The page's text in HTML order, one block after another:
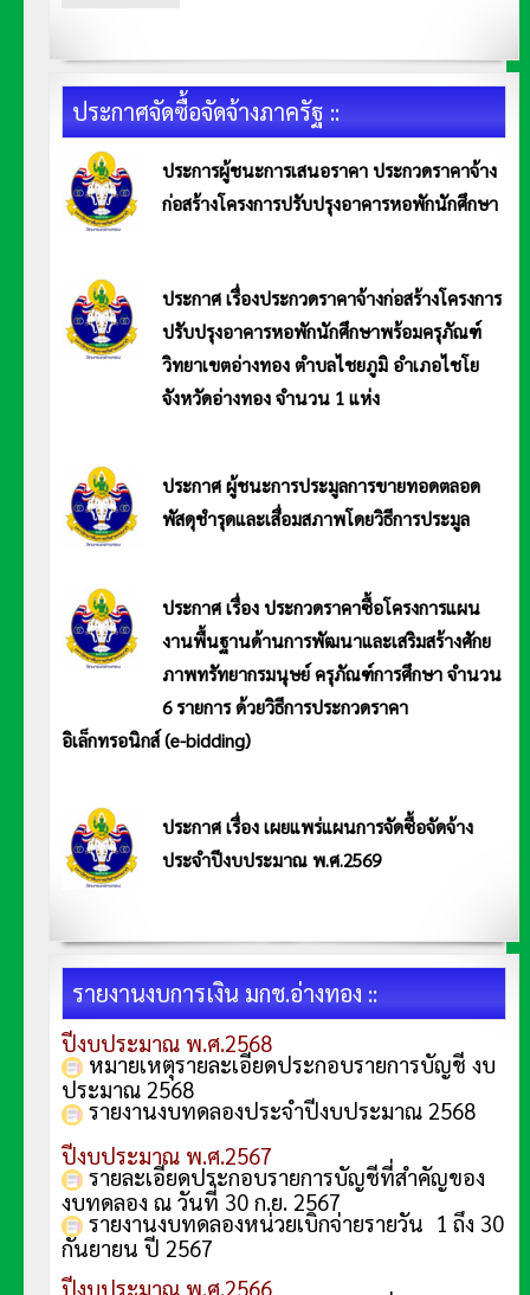
ประกาศจัดซื้อจัดจ้างภาครัฐ ::
ประการผู้ชนะการเสนอราคา ประกวดราคาจ้าง
ก่อสร้างโครงการปรับปรุงอาคารหอพักนักศึกษา
ประกาศ เรื่องประกวดราคาจ้างก่อสร้างโครงการ
ปรับปรุงอาคารหอพักนักศึกษาพร้อมครุภัณฑ์
วิทยาเขตอ่างทอง ตำบลไชยภูมิ อำเภอไชโย
จังหวัดอ่างทอง จำนวน 1 แห่ง
ประกาศ ผู้ชนะการประมูลการขายทอดตลอด
พัสดุชำรุดและเสื่อมสภาพโดยวิธีการประมูล
ประกาศ เรื่อง ประกวดราคาซื้อโครงการแผน
งานพื้นฐานด้านการพัฒนาและเสริมสร้างศักย
ภาพทรัทยากรมนุษย์ ครุภัณฑ์การศึกษา จำนวน
6 รายการ ด้วยวิธีการประกวดราคา
อิเล็กทรอนิกส์ (e-bidding)
ประกาศ เรื่อง เผยแพร่แผนการจัดซื้อจัดจ้าง
ประจำปีงบประมาณ พ.ศ.2569
รายงานงบการเงิน มกช.อ่างทอง ::
ปีงบประมาณ พ.ศ.2568
หมายเหตุรายละเอียดประกอบรายการบัญชี งบ
ประมาณ 2568
รายงานงบทดลองประจำปีงบประมาณ 2568
ปีงบประมาณ พ.ศ.2567
รายละเอียดประกอบรายการบัญชีที่สำคัญของ
งบทดลอง ณ วันที่ 30 ก.ย. 2567
รายงานงบทดลองหน่วยเบิกจ่ายรายวัน 1 ถึง 30
กันยายน ปี 2567
ปีงบประมาณ พ.ศ.2566